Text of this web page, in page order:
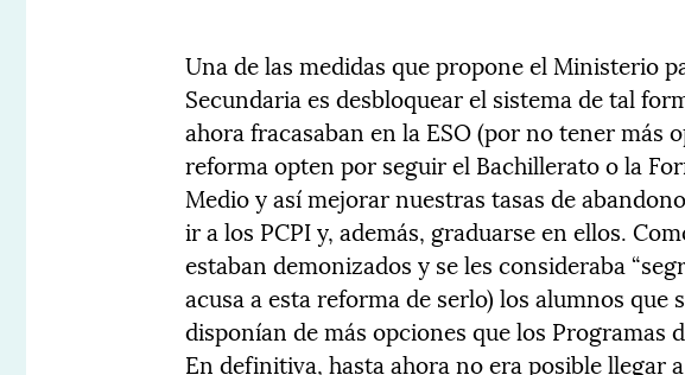
Una de las medidas que propone el Ministerio
Secundaria es desbloquear el sistema de tal
ahora fracasaban en la ESO (por no tener más
reforma opten por seguir el Bachillerato o la
Medio y así mejorar nuestras tasas de
ir a los PCPI y, además, graduarse en ellos.
estaban demonizados y se les consideraba
acusa a esta reforma de serlo) los alumnos que
disponían de más opciones que los Programas
En definitiva, hasta ahora no era posible llegar